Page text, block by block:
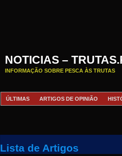
NOTICIAS –
INFORMAÇÃO SOBRE PESCA ÀS TRUTAS
ÚLTIMAS
ARTIGOS DE OPINIÃO
Lista de Artigos